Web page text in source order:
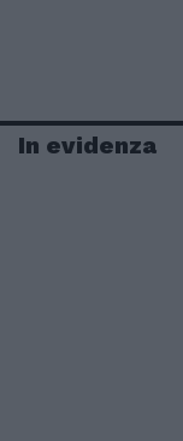
In evidenza